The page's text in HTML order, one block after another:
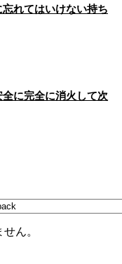
れてはいけない持ち
に完全に消火して次
ん。